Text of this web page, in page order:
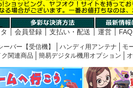
会員登録 支払い・配送 運営
ーバー【受信機】 ハンディ用アンテナ モ
ク関連商品 簡易デジタル機用オプション